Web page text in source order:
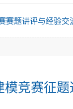
赛题讲评与经验交
模竞赛征